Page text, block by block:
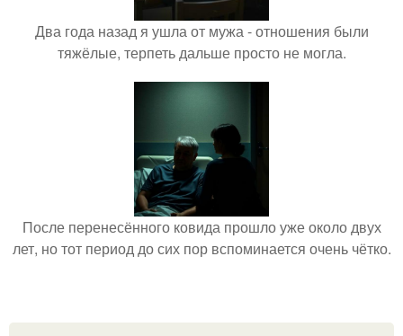
Два года назад я ушла от мужа - отношения были
тяжёлые, терпеть дальше просто не могла.
После перенесённого ковида прошло уже около двух
лет, но тот период до сих пор вспоминается очень чётко.